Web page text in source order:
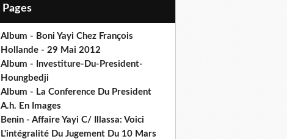
Pages
Album - Boni Yayi Chez François
Hollande - 29 Mai 2012
Album - Investiture-Du-President-
Houngbedji
Album - La Conference Du President
A.h. En Images
Benin - Affaire Yayi C/ Illassa: Voici
L'intégralité Du Jugement Du 10 Mars